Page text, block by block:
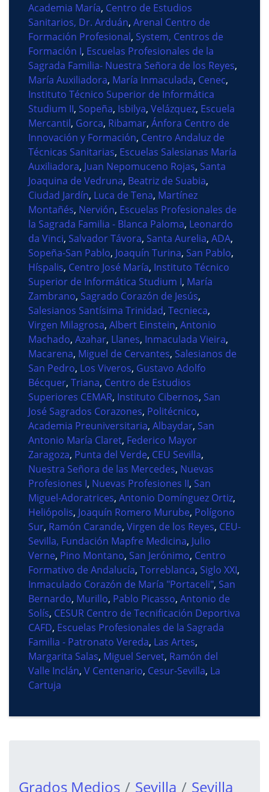
Academia María, Centro de Estudios
Sanitarios, Dr. Arduán, Arenal Centro de
Formación Profesional, System, Centros de
Formación I, Escuelas Profesionales de la
Sagrada Familia- Nuestra Señora de los Reyes,
María Auxiliadora, María Inmaculada, Cenec,
Instituto Técnico Superior de Informática
Studium II, Sopeña, Isbilya, Velázquez, Escuela
Mercantil, Gorca, Ribamar, Ánfora Centro de
Innovación y Formación, Centro Andaluz de
Técnicas Sanitarias, Escuelas Salesianas María
Auxiliadora, Juan Nepomuceno Rojas, Santa
Joaquina de Vedruna, Beatriz de Suabia,
Ciudad Jardín, Luca de Tena, Martínez
Montañés, Nervión, Escuelas Profesionales de
la Sagrada Familia - Blanca Paloma, Leonardo
da Vinci, Salvador Távora, Santa Aurelia, ADA,
Sopeña-San Pablo, Joaquín Turina, San Pablo,
Híspalis, Centro José María, Instituto Técnico
Superior de Informática Studium I, María
Zambrano, Sagrado Corazón de Jesús,
Salesianos Santísima Trinidad, Tecnieca,
Virgen Milagrosa, Albert Einstein, Antonio
Machado, Azahar, Llanes, Inmaculada Vieira,
Macarena, Miguel de Cervantes, Salesianos de
San Pedro, Los Viveros, Gustavo Adolfo
Bécquer, Triana, Centro de Estudios
Superiores CEMAR, Instituto Cibernos, San
José Sagrados Corazones, Politécnico,
Academia Preuniversitaria, Albaydar, San
Antonio María Claret, Federico Mayor
Zaragoza, Punta del Verde, CEU Sevilla,
Nuestra Señora de las Mercedes, Nuevas
Profesiones I, Nuevas Profesiones II, San
Miguel-Adoratrices, Antonio Domínguez Ortiz,
Heliópolis, Joaquín Romero Murube, Polígono
Sur, Ramón Carande, Virgen de los Reyes, CEU-
Sevilla, Fundación Mapfre Medicina, Julio
Verne, Pino Montano, San Jerónimo, Centro
Formativo de Andalucía, Torreblanca, Siglo XXI,
Inmaculado Corazón de María "Portaceli", San
Bernardo, Murillo, Pablo Picasso, Antonio de
Solís, CESUR Centro de Tecnificación Deportiva
CAFD, Escuelas Profesionales de la Sagrada
Familia - Patronato Vereda, Las Artes,
Margarita Salas, Miguel Servet, Ramón del
Valle Inclán, V Centenario, Cesur-Sevilla, La
Cartuja
Grados Medios Sevilla Sevilla